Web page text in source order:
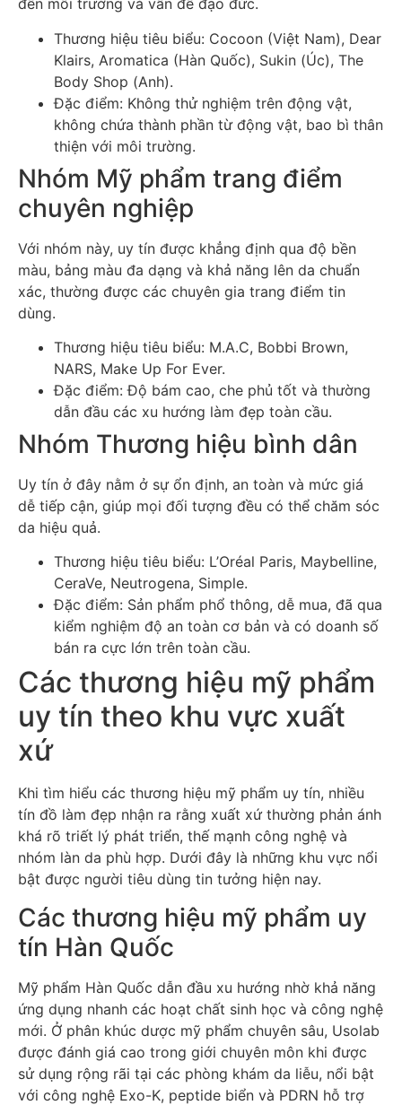
đến môi trường và vấn đề đạo đức.
Thương hiệu tiêu biểu: Cocoon (Việt Nam), Dear
Klairs, Aromatica (Hàn Quốc), Sukin (Úc), The
Body Shop (Anh).
Đặc điểm: Không thử nghiệm trên động vật,
không chứa thành phần từ động vật, bao bì thân
thiện với môi trường.
Nhóm Mỹ phẩm trang điểm
chuyên nghiệp
Với nhóm này, uy tín được khẳng định qua độ bền
màu, bảng màu đa dạng và khả năng lên da chuẩn
xác, thường được các chuyên gia trang điểm tin
dùng.
Thương hiệu tiêu biểu: M.A.C, Bobbi Brown,
NARS, Make Up For Ever.
Đặc điểm: Độ bám cao, che phủ tốt và thường
dẫn đầu các xu hướng làm đẹp toàn cầu.
Nhóm Thương hiệu bình dân
Uy tín ở đây nằm ở sự ổn định, an toàn và mức giá
dễ tiếp cận, giúp mọi đối tượng đều có thể chăm sóc
da hiệu quả.
Thương hiệu tiêu biểu: L’Oréal Paris, Maybelline,
CeraVe, Neutrogena, Simple.
Đặc điểm: Sản phẩm phổ thông, dễ mua, đã qua
kiểm nghiệm độ an toàn cơ bản và có doanh số
bán ra cực lớn trên toàn cầu.
Các thương hiệu mỹ phẩm
uy tín theo khu vực xuất
xứ
Khi tìm hiểu các thương hiệu mỹ phẩm uy tín, nhiều
tín đồ làm đẹp nhận ra rằng xuất xứ thường phản ánh
khá rõ triết lý phát triển, thế mạnh công nghệ và
nhóm làn da phù hợp. Dưới đây là những khu vực nổi
bật được người tiêu dùng tin tưởng hiện nay.
Các thương hiệu mỹ phẩm uy
tín Hàn Quốc
Mỹ phẩm Hàn Quốc dẫn đầu xu hướng nhờ khả năng
ứng dụng nhanh các hoạt chất sinh học và công nghệ
mới. Ở phân khúc dược mỹ phẩm chuyên sâu, Usolab
được đánh giá cao trong giới chuyên môn khi được
sử dụng rộng rãi tại các phòng khám da liễu, nổi bật
với công nghệ Exo-K, peptide biển và PDRN hỗ trợ